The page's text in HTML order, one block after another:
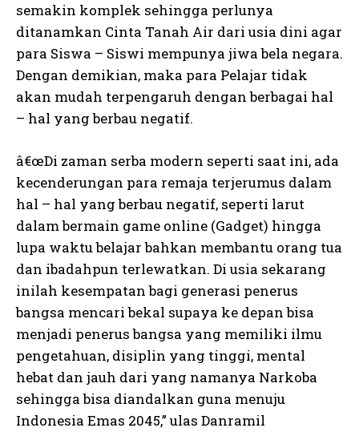
semakin komplek sehingga perlunya
ditanamkan Cinta Tanah Air dari usia dini agar
para Siswa – Siswi mempunya jiwa bela negara.
Dengan demikian, maka para Pelajar tidak
akan mudah terpengaruh dengan berbagai hal
– hal yang berbau negatif.
â€œDi zaman serba modern seperti saat ini, ada
kecenderungan para remaja terjerumus dalam
hal – hal yang berbau negatif, seperti larut
dalam bermain game online (Gadget) hingga
lupa waktu belajar bahkan membantu orang tua
dan ibadahpun terlewatkan. Di usia sekarang
inilah kesempatan bagi generasi penerus
bangsa mencari bekal supaya ke depan bisa
menjadi penerus bangsa yang memiliki ilmu
pengetahuan, disiplin yang tinggi, mental
hebat dan jauh dari yang namanya Narkoba
sehingga bisa diandalkan guna menuju
Indonesia Emas 2045,” ulas Danramil